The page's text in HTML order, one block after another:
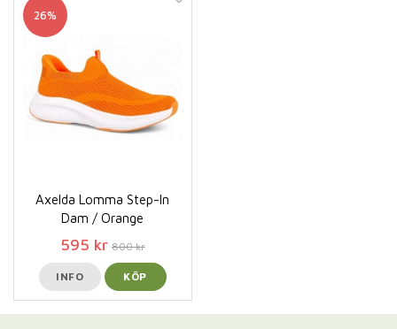
26%
Axelda Lomma Step-In
Dam / Orange
595 kr 800 kr
INFO KÖP